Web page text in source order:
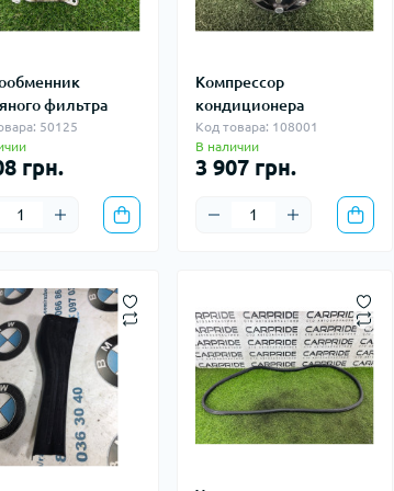
фильтра
50125
грн.
Компрессор
кондиционера
Код товара: 108001
В наличии
3 907 грн.